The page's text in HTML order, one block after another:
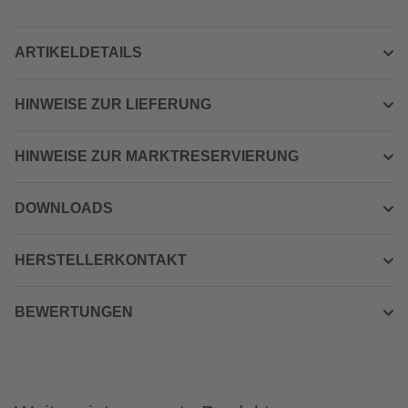
ARTIKELDETAILS
HINWEISE ZUR LIEFERUNG
HINWEISE ZUR MARKTRESERVIERUNG
DOWNLOADS
HERSTELLERKONTAKT
BEWERTUNGEN